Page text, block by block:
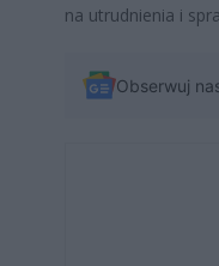
na utrudnienia i
Obserwuj